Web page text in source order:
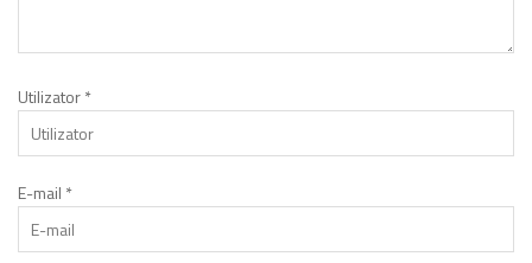
Utilizator*
E-mail *